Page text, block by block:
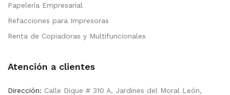
Papelería Empresarial
Refacciones para Impresoras
Renta de Copiadoras y Multifuncionales
Atención a clientes
Dirección: Calle Dique # 310 A, Jardines del Moral León,